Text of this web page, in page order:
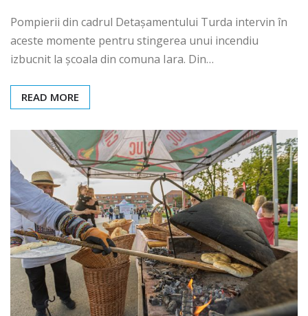
Pompierii din cadrul Detașamentului Turda intervin în
aceste momente pentru stingerea unui incendiu
izbucnit la școala din comuna Iara. Din…
READ MORE